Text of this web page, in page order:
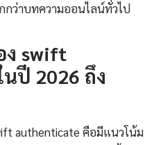
กว่าบทความออนไลน์ทั่วไป
ง swift
ปี 2026 ถึง
authenticate คือมีแนวโน้ม